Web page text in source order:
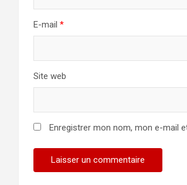
E-mail *
Site web
Enregistrer mon nom, mon e-mail